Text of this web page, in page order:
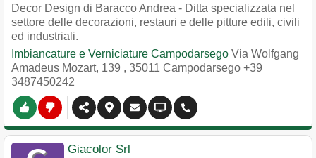
Decor Design di Baracco Andrea - Ditta specializzata nel
settore delle decorazioni, restauri e delle pitture edili, civili
ed industriali.
Imbiancature e Verniciature Campodarsego Via Wolfgang
Amadeus Mozart, 139 , 35011 Campodarsego +39
3487450242
Giacolor Srl